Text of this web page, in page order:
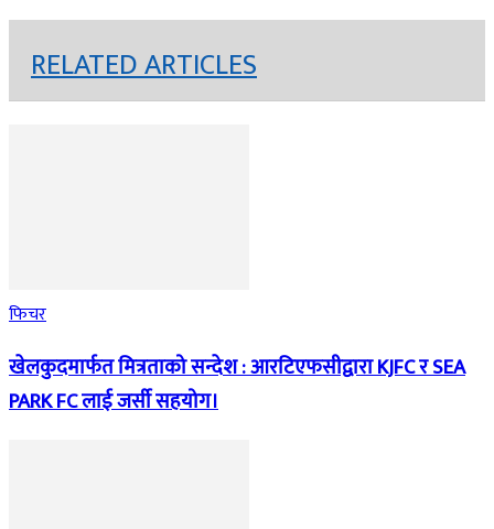
RELATED ARTICLES
फिचर
खेलकुदमार्फत मित्रताको सन्देश : आरटिएफसीद्वारा KJFC र SEA
PARK FC लाई जर्सी सहयोग।